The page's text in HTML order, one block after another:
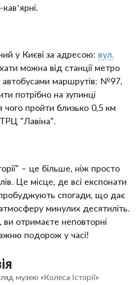
у Києві за адресою: вул.
можна від станції метро
автобусами маршрутів: №97,
потрібно на зупинці
чого пройти близько 0,5 км
"Лавіна".
– це більше, ніж просто
Це місце, де всі експонати
спогади, що дає
минулих десятиліть.
ви отримаєте неповторні
подорож у часі!
музею «Колеса Історії»